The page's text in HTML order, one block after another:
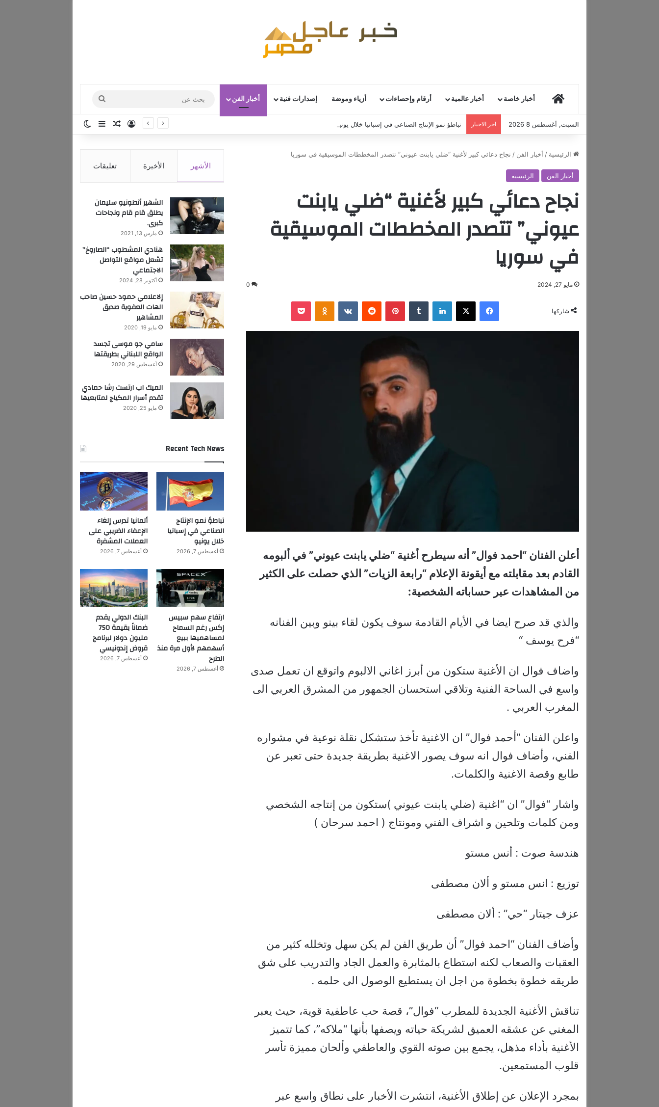
أخبار خاصة أخبار عالمية أرقام وإحصاءات أزياء وموضة إصدارات فنية أخبار الفن
عن
السبت, أغسطس 8 2026 اخر الاخبار تباطؤ نمو الإنتاج الصناعي في إسبانيا خلال يونيو تسجيل الدخول
مقال عشوائي
إضافة عمود جانبي
الرئيسية / أخبار الفن / نجاح دعائي كبير لأغنية “ضلي يابنت عيوني” تتصدر المخططات الموسيقية في سوريا
أخبار الفن الرئيسية
نجاح دعائي كبير لأغنية “ضلي يابنت
عيوني” تتصدر المخططات الموسيقية
في سوريا
مايو 27, 2024 0
شاركها
فيسبوك ‫X لينكدإن ‏Tumblr بينتيريست ‏Reddit
‏VKontakte
Odnoklassniki
‫Pocket
أعلن الفنان “احمد فوال” أنه سيطرح أغنية “ضلي يابنت عيوني” في ألبومه
القادم بعد مقابلته مع أيقونة الإعلام “رابعة الزيات” الذي حصلت على الكثير
من المشاهدات عبر حساباته الشخصية:
والذي قد صرح ايضا في الأيام القادمة سوف يكون لقاء بينو وبين الفنانه
“فرح يوسف “
واضاف فوال ان الأغنية ستكون من أبرز اغاني الالبوم واتوقع ان تعمل صدى
واسع في الساحة الفنية وتلاقي استحسان الجمهور من المشرق العربي الى
المغرب العربي .
واعلن الفنان “أحمد فوال” ان الاغنية تأخذ ستشكل نقلة نوعية في مشواره
الفني، وأضاف فوال انه سوف يصور الاغنية بطريقة جديدة حتى تعبر عن
طابع وقصة الاغنية والكلمات.
واشار “فوال” ان “اغنية (ضلي يابنت عيوني )ستكون من إنتاجه الشخصي
ومن كلمات وتلحين و اشراف الفني ومونتاج ( احمد سرحان )
هندسة صوت : أنس مستو
توزيع : انس مستو و ألان مصطفى
عزف جيتار “حي” : ألان مصطفى
وأضاف الفنان “احمد فوال” أن طريق الفن لم يكن سهل وتخلله كثير من
العقبات والصعاب لكنه استطاع بالمثابرة والعمل الجاد والتدريب على شق
طريقه خطوة بخطوة من اجل ان يستطيع الوصول الى حلمه .
تناقش الأغنية الجديدة للمطرب “فوال”، قصة حب عاطفية قوية، حيث يعبر
المغني عن عشقه العميق لشريكة حياته ويصفها بأنها “ملاكه”، كما تتميز
الأغنية بأداء مذهل، يجمع بين صوته القوي والعاطفي وألحان مميزة تأسر
قلوب المستمعين.
بمجرد الإعلان عن إطلاق الأغنية، انتشرت الأخبار على نطاق واسع عبر
الأشهر الأخيرة تعليقات
الشهير أنطونيو سليمان
يطلق قام قام ونجاحات
كبرى.
مارس 13, 2021
هنادي المشطوب “الصاروخ”
تشعل مواقع التواصل
الاجتماعي
أكتوبر 28, 2024
إلاعلامي حمود حسين صاحب
الهات العفوية صديق
المشاهير
مايو 19, 2020
سامي جو موسى تجسد
الواقع اللبناني بطريقتها
أغسطس 29, 2020
الميك اب ارتست رشا حمادي
تقدم أسرار المكياج لمتابعيها
مايو 25, 2020
Recent Tech News
تباطؤ نمو الإنتاج
الصناعي في إسبانيا
خلال يونيو
أغسطس 7, 2026
ألمانيا تدرس إلغاء
الإعفاء الضريبي على
العملات المشفرة
أغسطس 7, 2026
ارتفاع سهم سبيس
إكس رغم السماح
لمساهميها ببيع
أسهمهم لأول مرة منذ
الطرح
أغسطس 7, 2026
البنك الدولي يقدم
ضماناً بقيمة 750
مليون دولار لبرنامج
قروض إندونيسي
أغسطس 7, 2026